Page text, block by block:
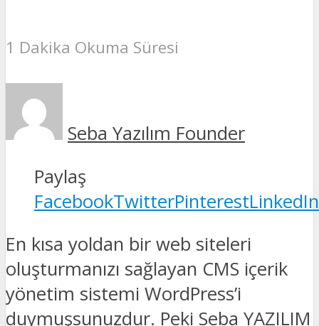
1 Dakika Okuma Süresi
Seba Yazılım Founder
Paylaş
FacebookTwitterPinterestLinkedIn
En kısa yoldan bir web siteleri
oluşturmanızı sağlayan CMS içerik
yönetim sistemi WordPress’i
duymuşsunuzdur. Peki Seba YAZILIM